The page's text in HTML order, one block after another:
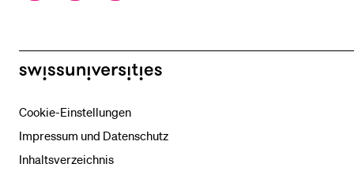
swissuniversities
Cookie-Einstellungen
Impressum und Datenschutz
Inhaltsverzeichnis